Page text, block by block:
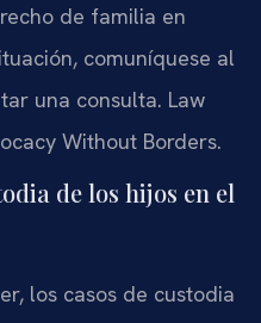
de familia en
comuníquese al
una consulta. Law
Without Borders.
de los hijos en el
los casos de custodia